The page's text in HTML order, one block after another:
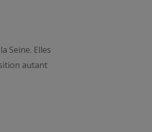
Seine. Elles
autant